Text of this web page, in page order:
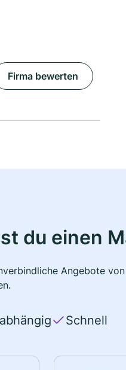
Firma bewerten
du einen
Angebote
Schnell